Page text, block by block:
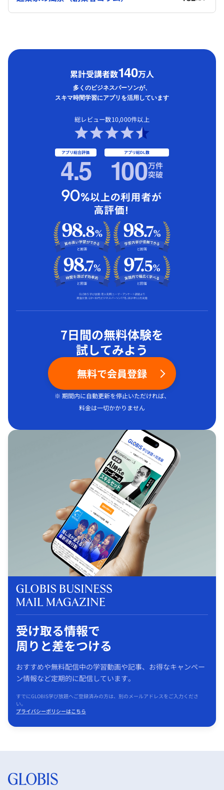
累計受講者数140万人
多くのビジネスパーソンが、
スキマ時間学習にアプリを活用しています
総レビュー数10,000件以上
アプリ総合評価
4.5 アプリ総DL数
100万件
突破
7日間の無料体験を
試してみよう
無料で会員登録
※ 期間内に自動更新を停止いただければ、
料金は一切かかりません
受け取る情報で
周りと差をつける
おすすめや無料配信中の学習動画や記事、お得なキャンペー
ン情報など定期的に配信しています。
すでにGLOBIS学び放題へご登録済みの方は、別のメールアドレスをご入力くださ
い。
プライバシーポリシーはこちら